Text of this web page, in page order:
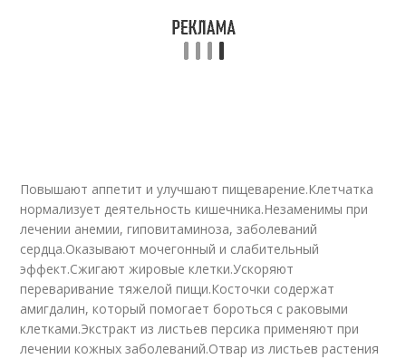
Повышают аппетит и улучшают пищеварение.Клетчатка
нормализует деятельность кишечника.Незаменимы при
лечении анемии, гиповитаминоза, заболеваний
сердца.Оказывают мочегонный и слабительный
эффект.Сжигают жировые клетки.Ускоряют
переваривание тяжелой пищи.Косточки содержат
амигдалин, который помогает бороться с раковыми
клетками.Экстракт из листьев персика применяют при
лечении кожных заболеваний.Отвар из листьев растения